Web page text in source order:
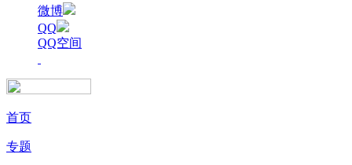
微博
QQ
QQ空间
首页
专题